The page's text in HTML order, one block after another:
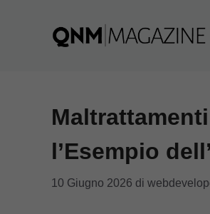
l’Esempio
10 Giugno 2026 di